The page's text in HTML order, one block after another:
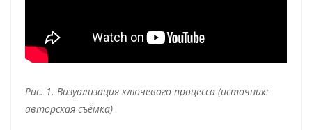
Рис. 1. Визуализация ключевого процесса (источник:
авторская съёмка)